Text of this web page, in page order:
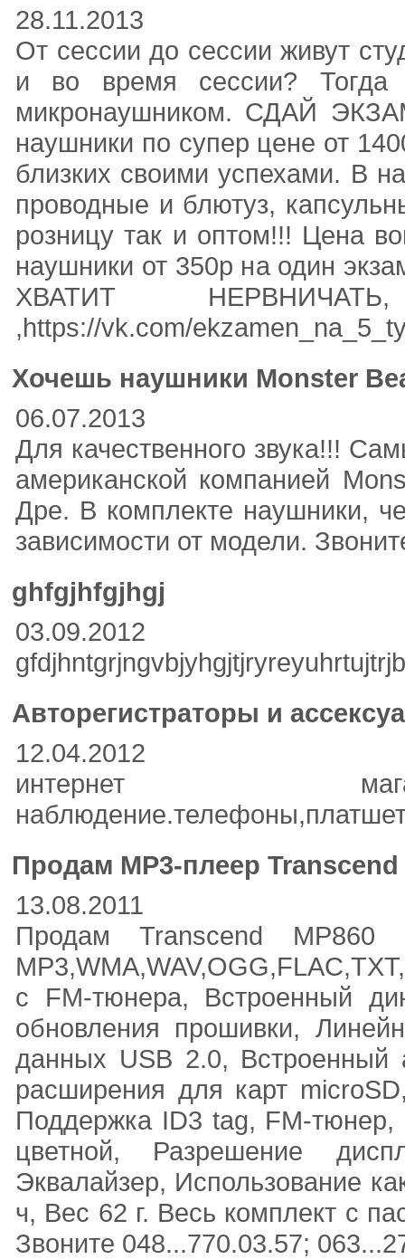
28.11.2013
От сессии до сессии живут
и во время сессии?
микронаушником. СДАЙ
наушники по супер цене от
близких своими успехами. В
проводные и блютуз,
розницу так и оптом!!! Цена
наушники от 350р на один
ХВАТИТ
,https://vk.com/
Хочешь наушники Monster
06.07.2013
Для качественного звука!!!
американской компанией
Дре. В комплекте наушники,
зависимости от модели.
ghfgjhfgjhgj
03.09.2012
Авторегистраторы и
12.04.2012
интернет
Продам MP3-плеер
13.08.2011
Продам Transcend
с FM-тюнера, Встроенный
обновления прошивки,
данных USB 2.0, Встроенный
расширения для карт
Поддержка ID3 tag, FM-
цветной, Разрешение
Эквалайзер, Использование
ч, Вес 62 г. Весь комплект с
Звоните 048...770.03.57;